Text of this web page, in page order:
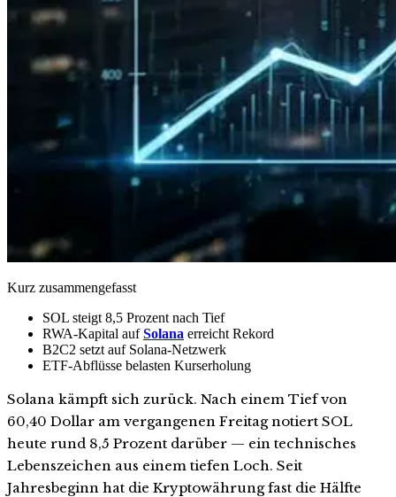
Kurz zusammengefasst
SOL steigt 8,5 Prozent nach Tief
RWA-Kapital aufSolana erreicht Rekord
B2C2 setzt auf Solana-Netzwerk
ETF-Abflüsse belasten Kurserholung
Solana kämpft sich zurück. Nach einem Tief von
60,40 Dollar am vergangenen Freitag notiert SOL
heute rund 8,5 Prozent darüber — ein technisches
Lebenszeichen aus einem tiefen Loch. Seit
Jahresbeginn hat die Kryptowährung fast die Hälfte